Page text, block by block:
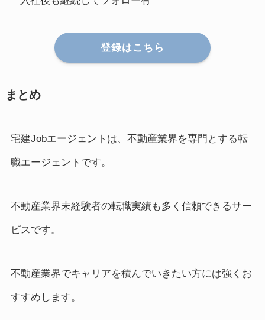
登録はこちら
まとめ
宅建Jobエージェントは、不動産業界を専門とする転
職エージェントです。
不動産業界未経験者の転職実績も多く信頼できるサー
ビスです。
不動産業界でキャリアを積んでいきたい方には強くお
すすめします。